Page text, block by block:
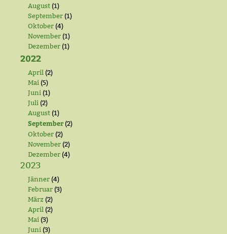
August (1)
September (1)
Oktober (4)
November (1)
Dezember (1)
2022
April (2)
Mai (5)
Juni (1)
Juli (2)
August (1)
September(2)
Oktober (2)
November (2)
Dezember (4)
2023
Jänner (4)
Februar (3)
März (2)
April (2)
Mai (3)
Juni (3)